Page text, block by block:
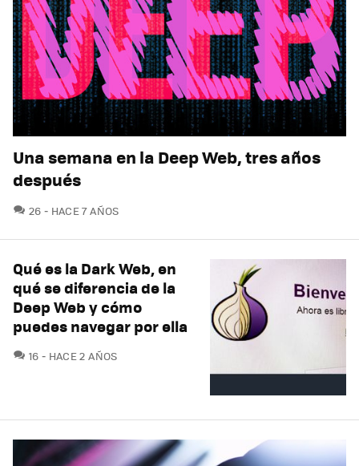
Una semana en la Deep Web, tres años
después
26 COMENTARIOS
HACE 7 AÑOS
Qué es la Dark Web, en
qué se diferencia de la
Deep Web y cómo
puedes navegar por ella
16 COMENTARIOS
HACE 2 AÑOS